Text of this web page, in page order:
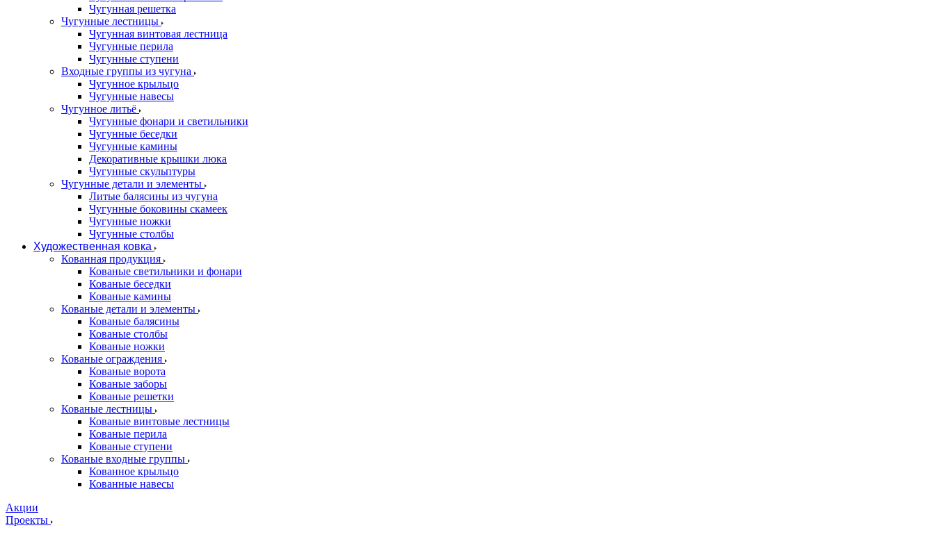
Чугунная решетка
Чугунные лестницы
Чугунная винтовая лестница
Чугунные перила
Чугунные ступени
Входные группы из чугуна
Чугунное крыльцо
Чугунные навесы
Чугунное литьё
Чугунные фонари и светильники
Чугунные беседки
Чугунные камины
Декоративные крышки люка
Чугунные скульптуры
Чугунные детали и элементы
Литые балясины из чугуна
Чугунные боковины скамеек
Чугунные ножки
Чугунные столбы
Художественная ковка
Кованная продукция
Кованые светильники и фонари
Кованые беседки
Кованые камины
Кованые детали и элементы
Кованые балясины
Кованые столбы
Кованые ножки
Кованые ограждения
Кованые ворота
Кованые заборы
Кованые решетки
Кованые лестницы
Кованые винтовые лестницы
Кованые перила
Кованые ступени
Кованые входные группы
Кованное крыльцо
Кованные навесы
Акции
Проекты